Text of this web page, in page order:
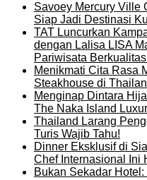
Savoey Mercury Ville
Siap Jadi Destinasi
TAT Luncurkan
dengan Lalisa LISA
Pariwisata
Menikmati Cita Rasa
Steakhouse di
Menginap Dintara
The Naka Island
Thailand Larang
Turis Wajib Tahu!
Dinner Eksklusif di
Chef Internasional Ini
Bukan Sekadar